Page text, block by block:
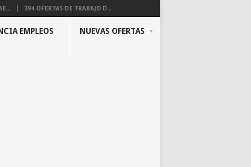
394 OFERTAS DE TRABAJO D...
EMPLEOS NUEVAS OFERTAS